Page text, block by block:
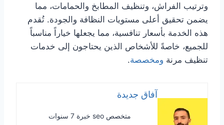
وترتيب الفراش، وتنظيف المطابخ والحمامات، مما
يضمن تحقيق أعلى مستويات النظافة والجودة. تُقدم
هذه الخدمة بأسعار تنافسية، مما يجعلها خياراً مناسباً
للجميع، خاصةً للأشخاص الذين يحتاجون إلى خدمات
تنظيف مرنة ومخصصة.
آفاق جديدة
متخصص seo خبرة 7 سنوات